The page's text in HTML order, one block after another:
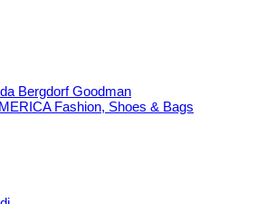
Bergdorf Goodman
Fashion, Shoes & Bags